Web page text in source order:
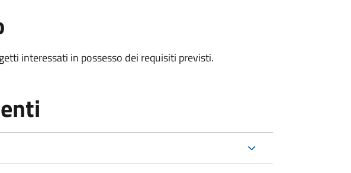
interessati in possesso dei requisiti previsti.